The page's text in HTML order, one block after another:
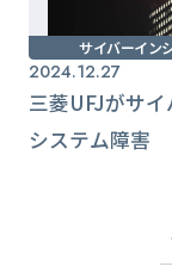
サイバーイン
2024.12.27
三菱UFJがサ
システム障害